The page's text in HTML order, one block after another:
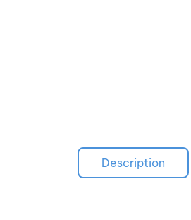
Description